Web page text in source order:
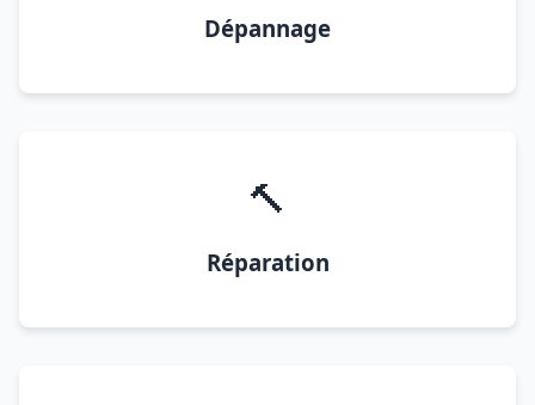
Dépannage
🔨
Réparation